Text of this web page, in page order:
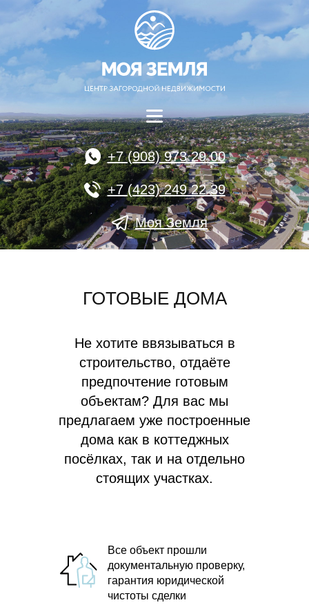
+7 (908) 973 29 00
+7 (423) 249 22 39
Моя Земля
ГОТОВЫЕ ДОМА
Не хотите ввязываться в
строительство, отдаёте
предпочтение готовым
объектам? Для вас мы
предлагаем уже построенные
дома как в коттеджных
посёлках, так и на отдельно
стоящих участках.
Все объект прошли
документальную проверку,
гарантия юридической
чистоты сделки